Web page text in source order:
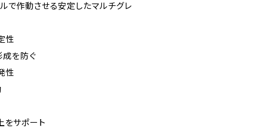
で作動させる安定したマルチグレ
性
成を防ぐ
性
をサポート